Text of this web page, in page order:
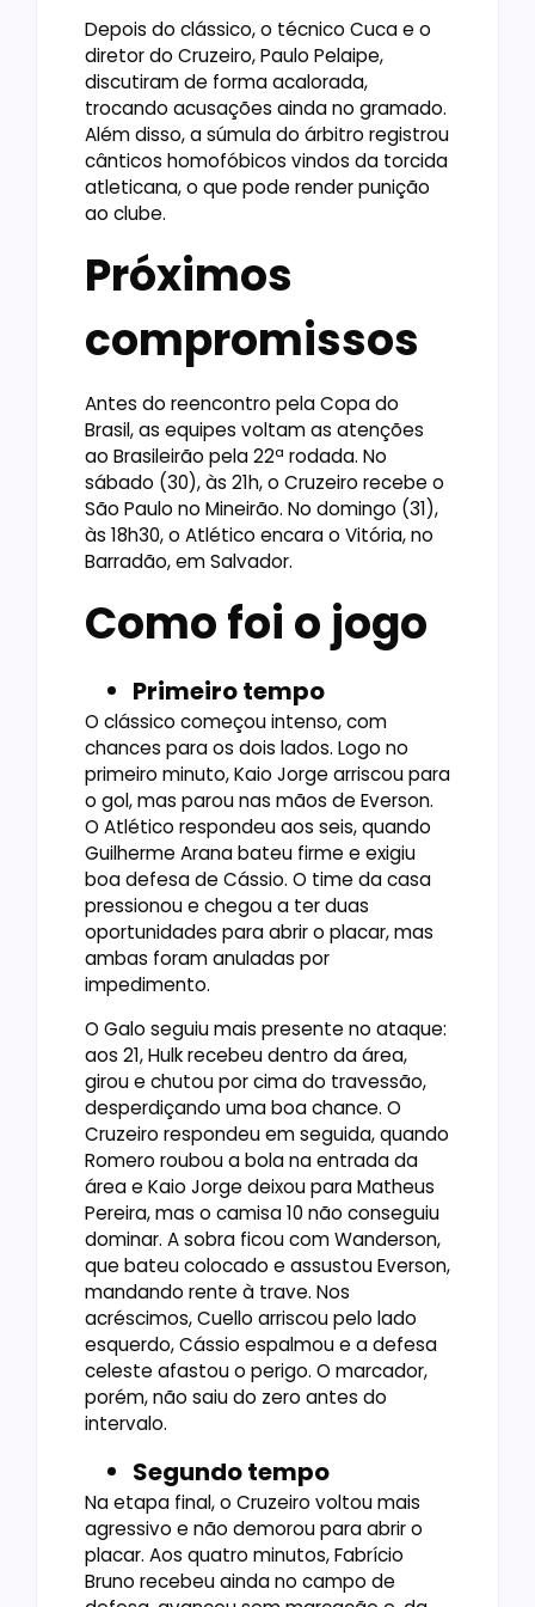
Depois do clássico, o técnico Cuca e o
diretor do Cruzeiro, Paulo Pelaipe,
discutiram de forma acalorada,
trocando acusações ainda no gramado.
Além disso, a súmula do árbitro registrou
cânticos homofóbicos vindos da torcida
atleticana, o que pode render punição
ao clube.
Próximos
compromissos
Antes do reencontro pela Copa do
Brasil, as equipes voltam as atenções
ao Brasileirão pela 22ª rodada. No
sábado (30), às 21h, o Cruzeiro recebe o
São Paulo no Mineirão. No domingo (31),
às 18h30, o Atlético encara o Vitória, no
Barradão, em Salvador.
Como foi o jogo
Primeiro tempo
O clássico começou intenso, com
chances para os dois lados. Logo no
primeiro minuto, Kaio Jorge arriscou para
o gol, mas parou nas mãos de Everson.
O Atlético respondeu aos seis, quando
Guilherme Arana bateu firme e exigiu
boa defesa de Cássio. O time da casa
pressionou e chegou a ter duas
oportunidades para abrir o placar, mas
ambas foram anuladas por
impedimento.
O Galo seguiu mais presente no ataque:
aos 21, Hulk recebeu dentro da área,
girou e chutou por cima do travessão,
desperdiçando uma boa chance. O
Cruzeiro respondeu em seguida, quando
Romero roubou a bola na entrada da
área e Kaio Jorge deixou para Matheus
Pereira, mas o camisa 10 não conseguiu
dominar. A sobra ficou com Wanderson,
que bateu colocado e assustou Everson,
mandando rente à trave. Nos
acréscimos, Cuello arriscou pelo lado
esquerdo, Cássio espalmou e a defesa
celeste afastou o perigo. O marcador,
porém, não saiu do zero antes do
intervalo.
Segundo tempo
Na etapa final, o Cruzeiro voltou mais
agressivo e não demorou para abrir o
placar. Aos quatro minutos, Fabrício
Bruno recebeu ainda no campo de